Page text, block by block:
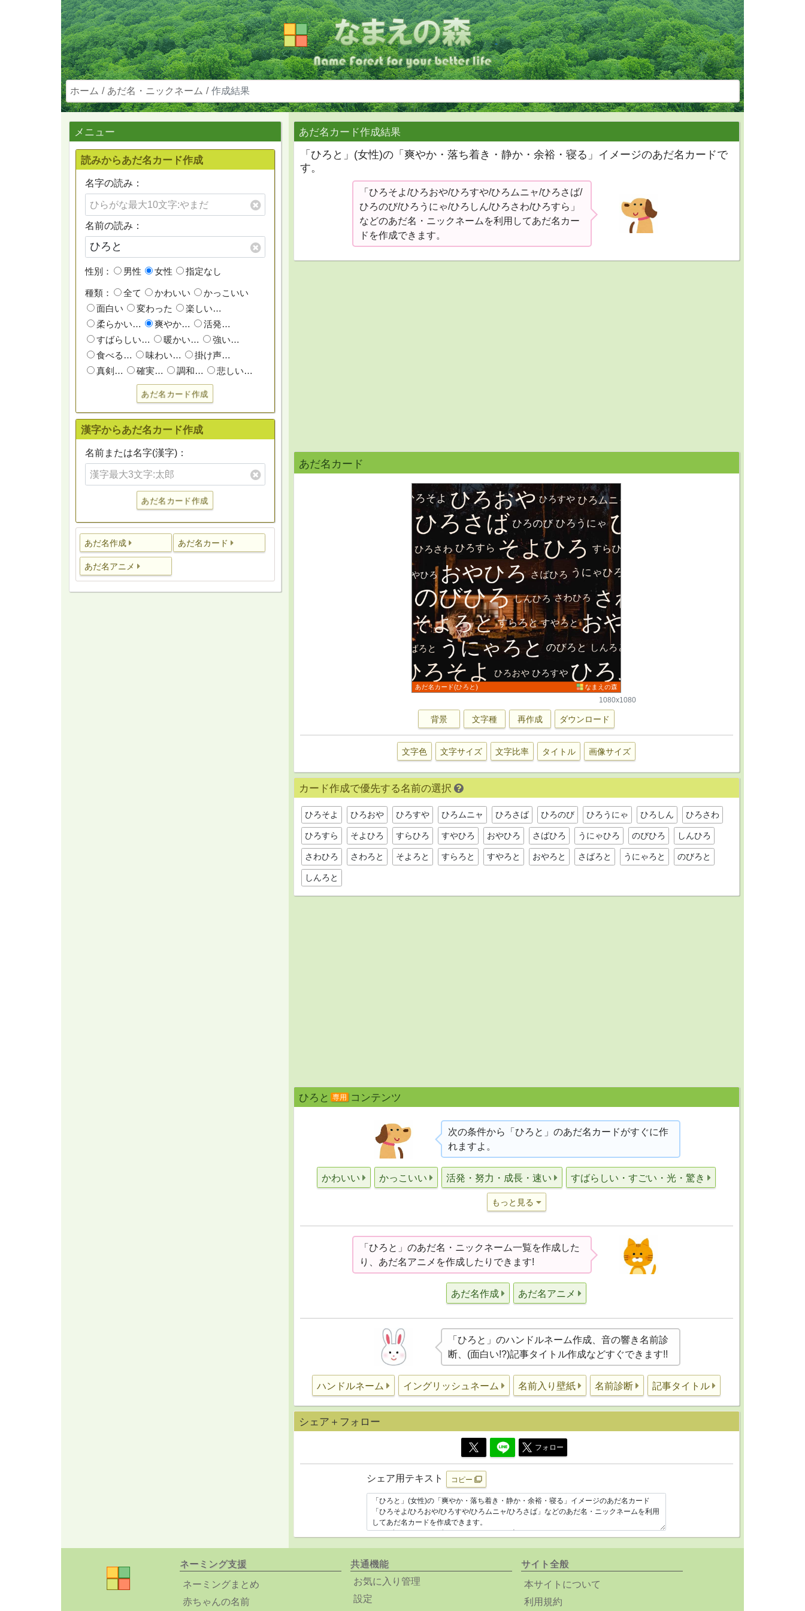
ホーム あだ名・ニックネーム 作成結果
メニュー
読みからあだ名カード作成
名字の読み：
名前の読み：
性別： 男性 女性 指定なし
種類： 全て かわいい
かっこいい
面白い
変わった
楽しい…
柔らかい…
爽やか…
活発…
すばらしい…
暖かい…
強い…
食べる…
味わい…
掛け声…
真剣…
確実… 調和… 悲しい…
あだ名カード作成
漢字からあだ名カード作成
名前または名字(漢字)：
あだ名カード作成
あだ名作成 あだ名カード
あだ名アニメ
あだ名カード作成結果
「ひろと」(女性)の「爽やか・落ち着き・静か・余裕・寝る」イメージのあだ名カードで
す。
「ひろそよ/ひろおや/ひろすや/ひろムニャ/ひろさば/
ひろのび/ひろうにゃ/ひろしん/ひろさわ/ひろすら」
などのあだ名・ニックネームを利用してあだ名カー
ドを作成できます。
あだ名カード
1080x1080
背景 文字種 再作成 ダウンロード
文字色 文字サイズ 文字比率 タイトル 画像サイズ
カード作成で優先する名前の選択
ひろそよ ひろおや ひろすや ひろムニャ ひろさば ひろのび ひろうにゃ ひろしん ひろさわ
ひろすら そよひろ すらひろ すやひろ おやひろ さばひろ うにゃひろ のびひろ しんひろ
さわひろ さわろと そよろと すらろと すやろと おやろと さばろと うにゃろと のびろと
しんろと
ひろと 専用 コンテンツ
次の条件から「ひろと」のあだ名カードがすぐに作
れますよ。
かわいい かっこいい 活発・努力・成長・速い すばらしい・すごい・光・驚き
もっと見る
「ひろと」のあだ名・ニックネーム一覧を作成した
り、あだ名アニメを作成したりできます!
あだ名作成 あだ名アニメ
「ひろと」のハンドルネーム作成、音の響き名前診
断、(面白い!?)記事タイトル作成などすぐできます!!
ハンドルネーム イングリッシュネーム 名前入り壁紙 名前診断 記事タイトル
シェア＋フォロー
フォロー
シェア用テキスト コピー
ネーミング支援
ネーミングまとめ
赤ちゃんの名前
共通機能
お気に入り管理
設定
サイト全般
本サイトについて
利用規約